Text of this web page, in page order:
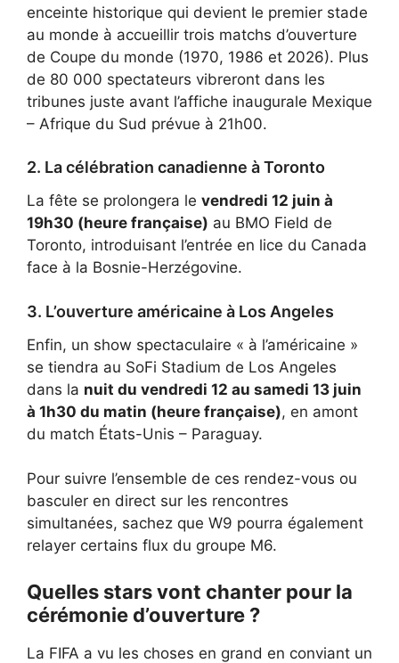
enceinte historique qui devient le premier stade
au monde à accueillir trois matchs d’ouverture
de Coupe du monde (1970, 1986 et 2026). Plus
de 80 000 spectateurs vibreront dans les
tribunes juste avant l’affiche inaugurale Mexique
– Afrique du Sud prévue à 21h00.
2. La célébration canadienne à Toronto
La fête se prolongera le vendredi 12 juin à
19h30 (heure française) au BMO Field de
Toronto, introduisant l’entrée en lice du Canada
face à la Bosnie-Herzégovine.
3. L’ouverture américaine à Los Angeles
Enfin, un show spectaculaire « à l’américaine »
se tiendra au SoFi Stadium de Los Angeles
dans la nuit du vendredi 12 au samedi 13 juin
à 1h30 du matin (heure française), en amont
du match États-Unis – Paraguay.
Pour suivre l’ensemble de ces rendez-vous ou
basculer en direct sur les rencontres
simultanées, sachez que W9 pourra également
relayer certains flux du groupe M6.
Quelles stars vont chanter pour la
cérémonie d’ouverture ?
La FIFA a vu les choses en grand en conviant un